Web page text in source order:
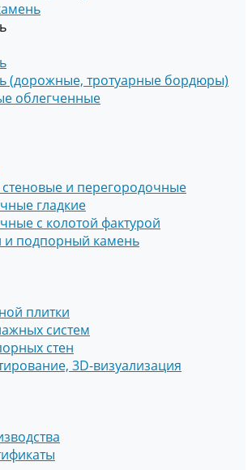
(дорожные, тротуарные бордюры)
облегченные
и перегородочные
гладкие
с колотой фактурой
и подпорный камень
плитки
систем
стен
3D-визуализация